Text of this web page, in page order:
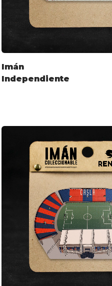
Imán
Independiente